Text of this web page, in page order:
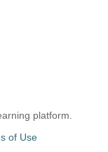
platform.
of Use